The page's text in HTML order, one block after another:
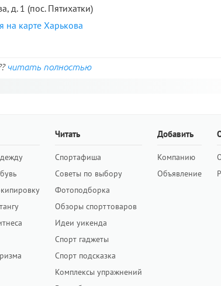
д. 1 (пос. Пятихатки)
на карте Харькова
читать полностью
Читать
Спортафиша
Советы по выбору
Фотоподборка
Обзоры спорттоваров
Идеи уикенда
Спорт гаджеты
Спорт подсказка
Комплексы упражнений
Добавить
Компанию
Объявление